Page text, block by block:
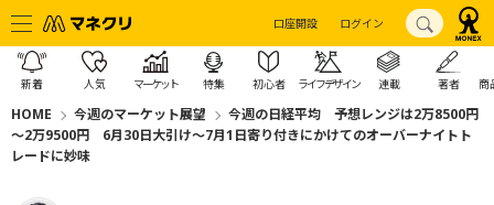
口座開設 ログイン
新着 人気 マーケット 特集 初心者 ライフデザイン 連載 著者 商
HOME 今週のマーケット展望
今週の日経平均 予想レンジは2万8500円
～2万9500円 6月30日大引け～7月1日寄り付きにかけてのオーバーナイトト
レードに妙味